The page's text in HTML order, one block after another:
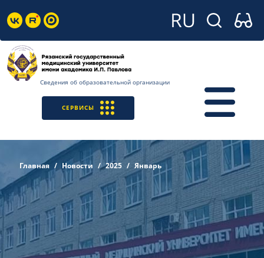
Сведения об образовательной организации
СЕРВИСЫ
Главная Новости 2025 Январь